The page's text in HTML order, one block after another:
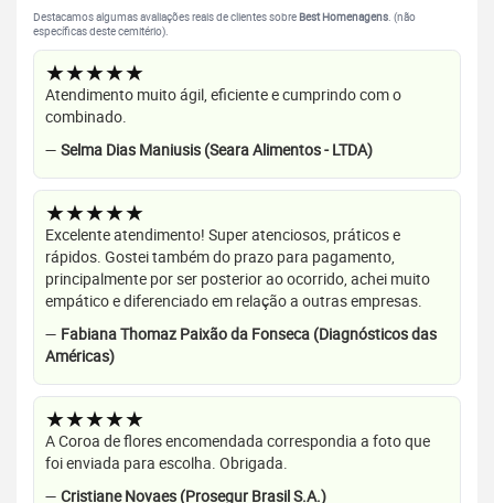
Destacamos algumas avaliações reais de clientes sobre Best Homenagens. (não
específicas deste cemitério).
★★★★★
Atendimento muito ágil, eficiente e cumprindo com o
combinado.
— Selma Dias Maniusis (Seara Alimentos - LTDA)
★★★★★
Excelente atendimento! Super atenciosos, práticos e
rápidos. Gostei também do prazo para pagamento,
principalmente por ser posterior ao ocorrido, achei muito
empático e diferenciado em relação a outras empresas.
— Fabiana Thomaz Paixão da Fonseca (Diagnósticos das
Américas)
★★★★★
A Coroa de flores encomendada correspondia a foto que
foi enviada para escolha. Obrigada.
— Cristiane Novaes (Prosegur Brasil S.A.)